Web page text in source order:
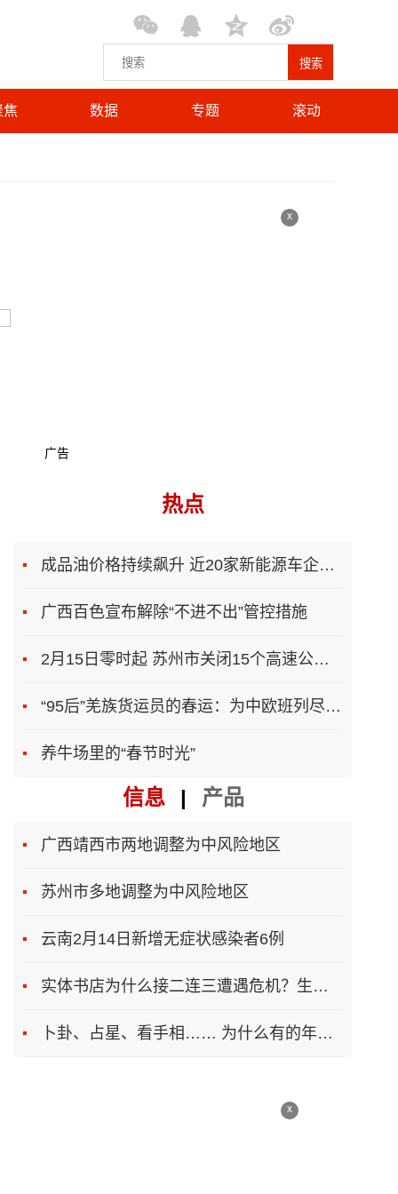
搜索
焦 数据 专题 滚动
x
广告
热点
成品油价格持续飙升 近20家新能源车企上调售价
广西百色宣布解除“不进不出”管控措施
2月15日零时起 苏州市关闭15个高速公路入口
“95后”羌族货运员的春运：为中欧班列尽一份力
养牛场里的“春节时光”
信息 | 产品
广西靖西市两地调整为中风险地区
苏州市多地调整为中风险地区
云南2月14日新增无症状感染者6例
实体书店为什么接二连三遭遇危机？生存之道在哪
卜卦、占星、看手相…… 为什么有的年轻人总想算一卦
x